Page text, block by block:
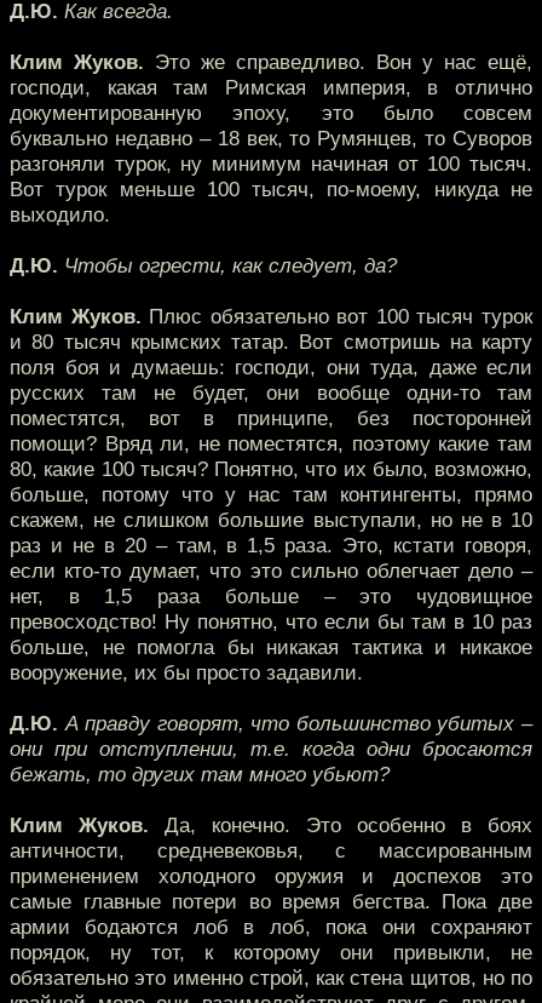
Д.Ю. Как всегда.
Клим Жуков. Это же справедливо. Вон у нас ещё,
господи, какая там Римская империя, в отлично
документированную эпоху, это было совсем
буквально недавно – 18 век, то Румянцев, то Суворов
разгоняли турок, ну минимум начиная от 100 тысяч.
Вот турок меньше 100 тысяч, по-моему, никуда не
выходило.
Д.Ю. Чтобы огрести, как следует, да?
Клим Жуков. Плюс обязательно вот 100 тысяч турок
и 80 тысяч крымских татар. Вот смотришь на карту
поля боя и думаешь: господи, они туда, даже если
русских там не будет, они вообще одни-то там
поместятся, вот в принципе, без посторонней
помощи? Вряд ли, не поместятся, поэтому какие там
80, какие 100 тысяч? Понятно, что их было, возможно,
больше, потому что у нас там контингенты, прямо
скажем, не слишком большие выступали, но не в 10
раз и не в 20 – там, в 1,5 раза. Это, кстати говоря,
если кто-то думает, что это сильно облегчает дело –
нет, в 1,5 раза больше – это чудовищное
превосходство! Ну понятно, что если бы там в 10 раз
больше, не помогла бы никакая тактика и никакое
вооружение, их бы просто задавили.
Д.Ю. А правду говорят, что большинство убитых –
они при отступлении, т.е. когда одни бросаются
бежать, то других там много убьют?
Клим Жуков. Да, конечно. Это особенно в боях
античности, средневековья, с массированным
применением холодного оружия и доспехов это
самые главные потери во время бегства. Пока две
армии бодаются лоб в лоб, пока они сохраняют
порядок, ну тот, к которому они привыкли, не
обязательно это именно строй, как стена щитов, но по